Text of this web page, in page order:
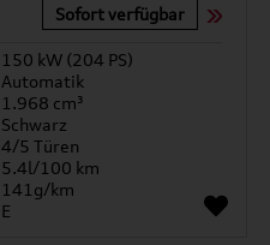
Sofort verfügbar
150 kW (204 PS)
Automatik
1.968 cm³
Schwarz
4/5 Türen
5.4l/100 km
141g/km
E